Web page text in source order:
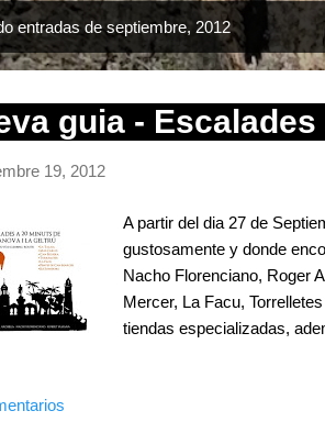
entradas de septiembre, 2012
guia -
19, 2012
A partir del dia 27 de
gustosamente y donde
Nacho Florenciano, Roger
Mercer, La Facu,
tiendas especializadas,